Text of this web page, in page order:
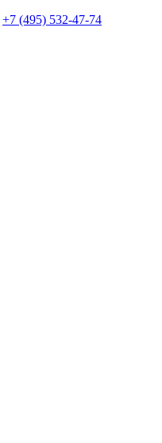
+7 (495) 532-47-74